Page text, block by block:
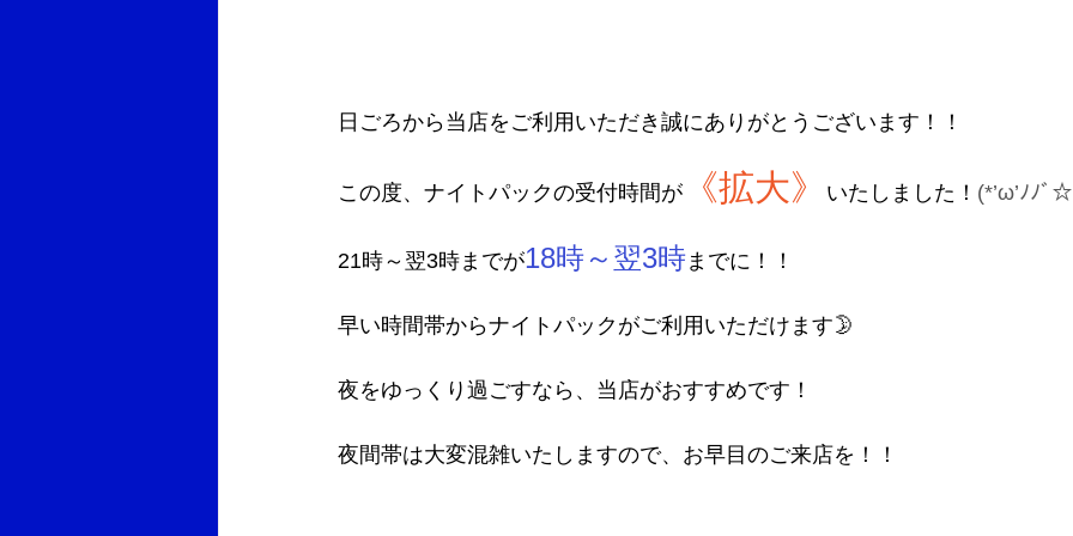
日ごろから当店をご利用いただき誠にありがとうございます！！
この度、ナイトパックの受付時間が 《拡大》 いたしました！ (*’ω’ﾉﾉﾞ
21時～翌3時までが18時～翌3時 までに！！
早い時間帯からナイトパックがご利用いただけます🌛
夜をゆっくり過ごすなら、当店がおすすめです！
夜間帯は大変混雑いたしますので、お早目のご来店を！！